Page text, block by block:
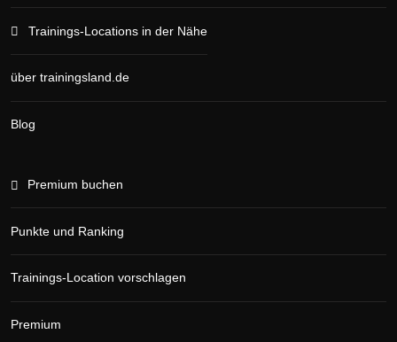
Trainings-Locations in der Nähe
über trainingsland.de
Blog
Premium buchen
Punkte und Ranking
Trainings-Location vorschlagen
Premium